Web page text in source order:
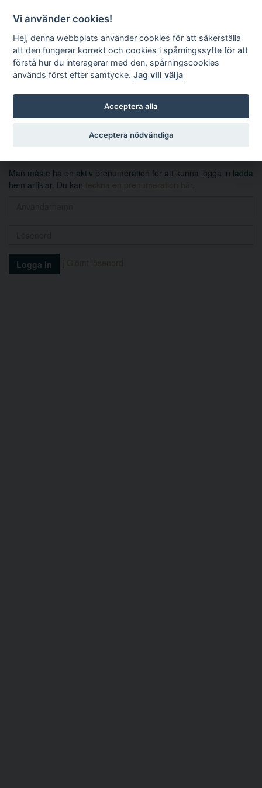
Sök
Logga in
Man måste ha en aktiv prenumeration för att kunna logga in ladda
hem artiklar. Du kan
|
Vi använder cookies!
Hej, denna webbplats använder cookies för att säkerställa
att den fungerar korrekt och cookies i spårningssyfte för att
förstå hur du interagerar med den, spårningscookies
används först efter samtycke.Jag vill välja
Acceptera alla
Acceptera nödvändiga